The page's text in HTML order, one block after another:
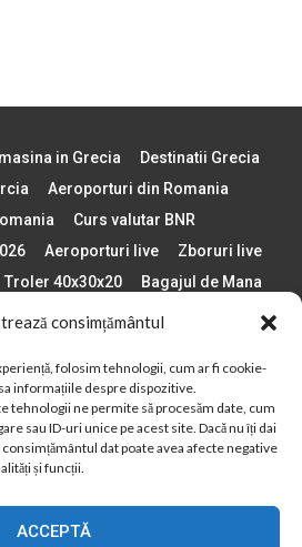
consimțământul
folosim tehnologii, cum ar fi cookie-
informațiile despre dispozitive.
tehnologii ne permite să procesăm date, cum
sau ID-uri unice pe acest site. Dacă nu îți dai
dat poate avea afecte negative
și funcții.
ACCEPTĂ
in Grecia
Destinatii Grecia
Aeroporturi din Romania
Curs valutar BNR
Aeroporturi live
Zboruri live
Troler 40x30x20
Bagajul de Mana
Cele mai bune telefoane
Concerte Romania 2025
Când se schimba ora în 2026
1 sezon 2026
Boarding Pass
Politică cookie-uri (UE)
Politică cookie-uri (ZA)